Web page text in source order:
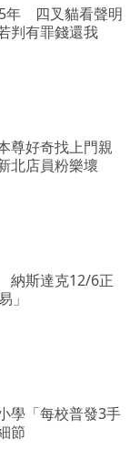
年 四叉貓看聲明
判有罪錢還我
尊好奇找上門親
北店員粉樂壞
納斯達克12/6正
」
學「每校普發3手
節